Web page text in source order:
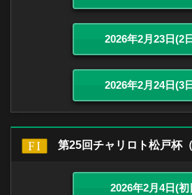
2026年2月23日(2
2026年2月24日(3
第25回チャリロト松戸杯
2026年2月4日(初